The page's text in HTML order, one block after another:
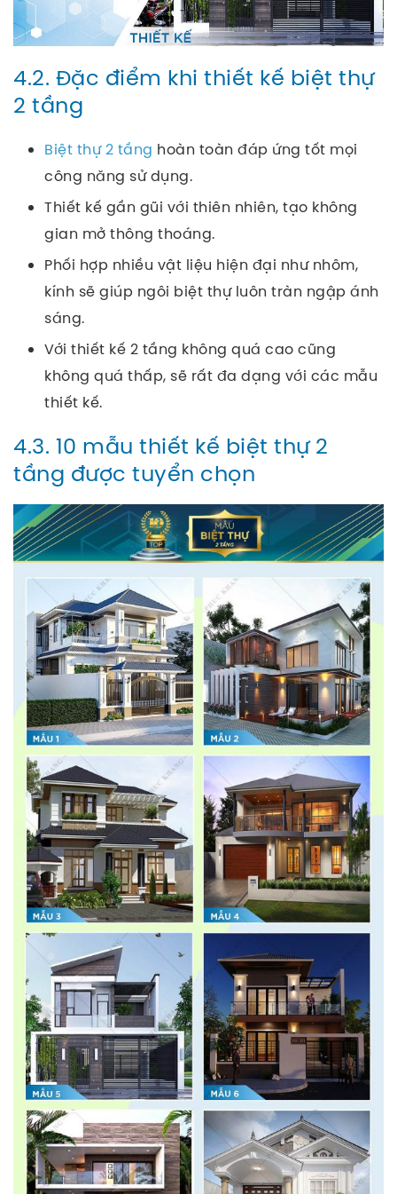
4.2. Đặc điểm khi thiết kế biệt thự
2 tầng
Biệt thự 2 tầng hoàn toàn đáp ứng tốt mọi
công năng sử dụng.
Thiết kế gần gũi với thiên nhiên, tạo không
gian mở thông thoáng.
Phối hợp nhiều vật liệu hiện đại như nhôm,
kính sẽ giúp ngôi biệt thự luôn tràn ngập ánh
sáng.
Với thiết kế 2 tầng không quá cao cũng
không quá thấp, sẽ rất đa dạng với các mẫu
thiết kế.
4.3. 10 mẫu thiết kế biệt thự 2
tầng được tuyển chọn